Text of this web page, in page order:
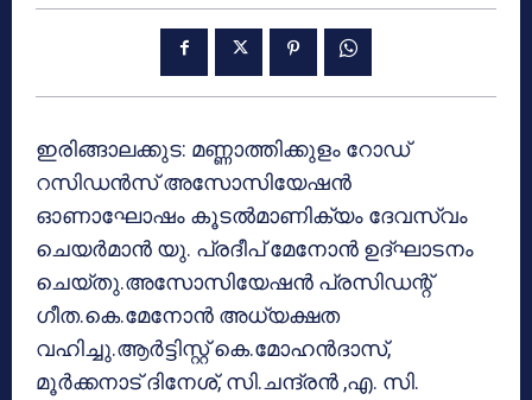
ഇരിങ്ങാലക്കുട: മണ്ണാത്തിക്കുളം റോഡ്
റസിഡന്‍സ് അസോസിയേഷന്‍
ഓണാഘോഷം കൂടല്‍മാണിക്യം ദേവസ്വം
ചെയര്‍മാന്‍ യു. പ്രദീപ് മേനോന്‍ ഉദ്ഘാടനം
ചെയ്തു.അസോസിയേഷന്‍ പ്രസിഡന്റ്
ഗീത.കെ.മേനോന്‍ അധ്യക്ഷത
വഹിച്ചു.ആര്‍ട്ടിസ്റ്റ് കെ.മോഹന്‍ദാസ്,
മൂര്‍ക്കനാട് ദിനേശ്, സി.ചന്ദ്രന്‍ ,എ. സി.